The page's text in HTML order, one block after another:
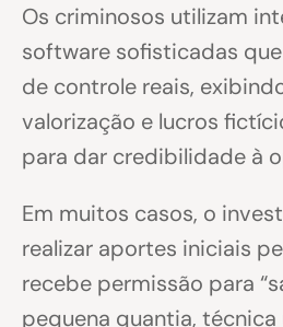
Os criminosos utilizam
software sofisticadas
de controle reais,
valorização e lucros
para dar credibilidade à
Em muitos casos, o
realizar aportes iniciais
recebe permissão para
pequena quantia,